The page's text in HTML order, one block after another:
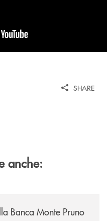
SHARE
anche:
Banca Monte Pruno